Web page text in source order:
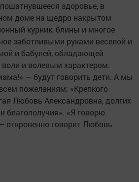
здоровье, в
доме на щедро накрытом
курник, блины и многое
заботливыми руками веселой и
и бабулей, обладающей
и волевым характером.
— будут говорить дети. А мы
пожеланиям: «Крепкого
Любовь Александровна, долгих
благополучия». «Я говорю
откровенно говорит Любовь